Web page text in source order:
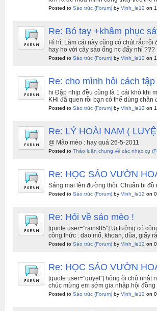
Posted to Sáo trúc (Forum) by Vinh_le12 on
Re: Bó tay +khâm phục
Hì hì, Làm cái này cũng có chút rắc
hay ho với cây sáo ống nc đấy nhỉ ???
Posted to Sáo trúc (Forum) by Vinh_le12 on
Re: cho mình hỏi cách tập
hi Đập nhịp đều cũng là 1 cái khó khi
KHi đã quen rồi bạn có thể dùng
Posted to Sáo trúc (Forum) by Vinh_le12 on
Re: LÝ HOÀI NAM (
@ Mão mèo : hay quá 26-5-2011
Posted to Thảo luận chung về các nhạc cụ
Re: HỌC SÁO VƯỜN
Sáng mai lên đường thôi. Chuẩn bị đồ
Posted to Sáo trúc (Forum) by Vinh_le12 on
Re: Hỏi về sáo mèo !
[quote user="rains85"] Ui tưởng có
công thức : dao mổ, khoan, dũa, giấy
Posted to Sáo trúc (Forum) by Vinh_le12 on
Re: HỌC SÁO VƯỜN
[quote user="quyet"] hỏng òi chủ nhật
chúc mừng em sớm gia nhập hội
Posted to Sáo trúc (Forum) by Vinh_le12 on